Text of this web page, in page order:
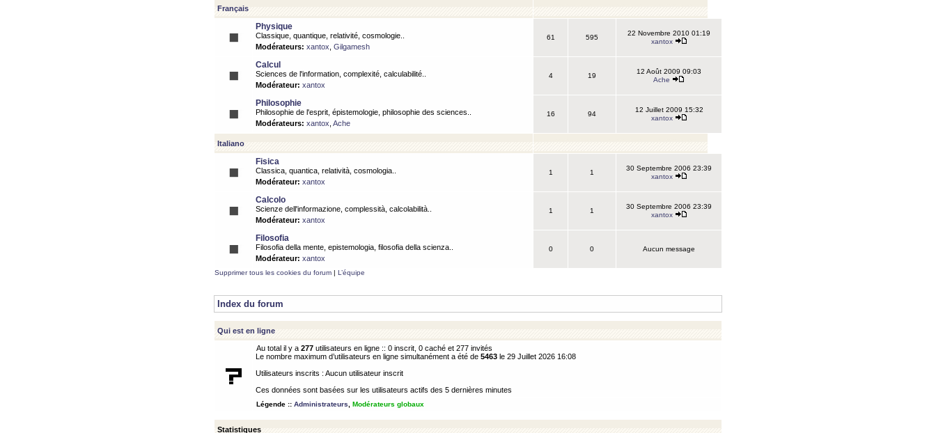
Français
Physique
Classique, quantique, relativité, cosmologie..
Modérateurs: xantox Gilgamesh
61 595
22 Novembre 2010 01:19
xantox
Calcul
Sciences de l'information, complexité, calculabilité..
Modérateur: xantox
4 19
12 Août 2009 09:03
Ache
Philosophie
Philosophie de l'esprit, épistemologie, philosophie des sciences..
Modérateurs: xantox Ache
16 94
12 Juillet 2009 15:32
xantox
Italiano
Fisica
Classica, quantica, relatività, cosmologia..
Modérateur: xantox
1 1
30 Septembre 2006 23:39
xantox
Calcolo
Scienze dell'informazione, complessità, calcolabilità..
Modérateur: xantox
1 1
30 Septembre 2006 23:39
xantox
Filosofia
Filosofia della mente, epistemologia, filosofia della scienza..
Modérateur: xantox
0 0 Aucun message
Supprimer tous les cookies du forum | L’équipe
Index du forum
Qui est en ligne
Au total il y a 277 utilisateurs en ligne :: 0 inscrit, 0 caché et 277 invités
Le nombre maximum d’utilisateurs en ligne simultanément a été de 5463 le 29 Juillet 2026 16:08
Utilisateurs inscrits : Aucun utilisateur inscrit
Ces données sont basées sur les utilisateurs actifs des 5 dernières minutes
Légende :: Administrateurs Modérateurs globaux
Statistiques